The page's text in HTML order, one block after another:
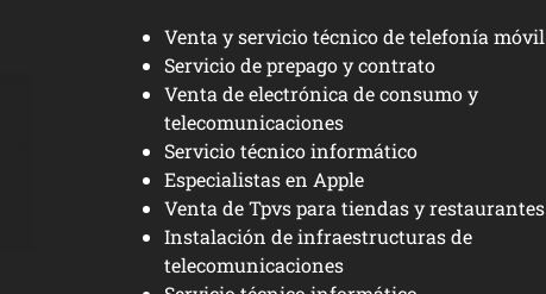
Venta y servicio técnico de telefonía móvil
Servicio de prepago y contrato
Venta de electrónica de consumo y
telecomunicaciones
Servicio técnico informático
Especialistas en Apple
Venta de Tpvs para tiendas y restaurantes
Instalación de infraestructuras de
telecomunicaciones